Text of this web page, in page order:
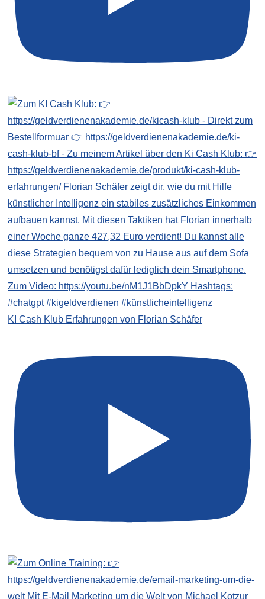
KI Cash Klub Erfahrungen von Florian Schäfer